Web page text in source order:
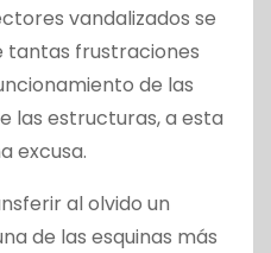
vandalizados se
tantas frustraciones
de las
las estructuras, a esta
excusa.
al olvido un
de las esquinas más